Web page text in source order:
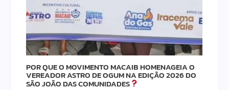
POR QUE O MOVIMENTO MACAIB HOMENAGEIA O
VEREADOR ASTRO DE OGUM NA EDIÇÃO 2026 DO
SÃO JOÃO DAS COMUNIDADES